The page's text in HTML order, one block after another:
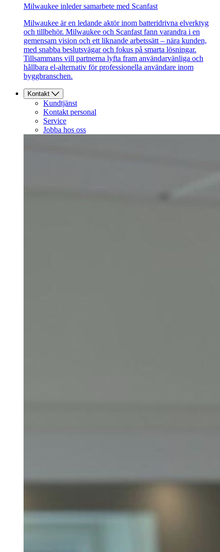
Milwaukee inleder samarbete med Scanfast
Milwaukee är en ledande aktör inom batteridrivna elverktyg
och tillbehör. Milwaukee och Scanfast fann varandra i en
gemensam vision och ett liknande arbetssätt – nära kunden,
med snabba beslutsvägar och fokus på smarta lösningar.
Tillsammans vill partnerna lyfta fram användarvänliga och
hållbara el-alternativ för professionella användare inom
byggbranschen.
Kontakt
Kundtjänst
Kontakt personal
Service
Jobba hos oss